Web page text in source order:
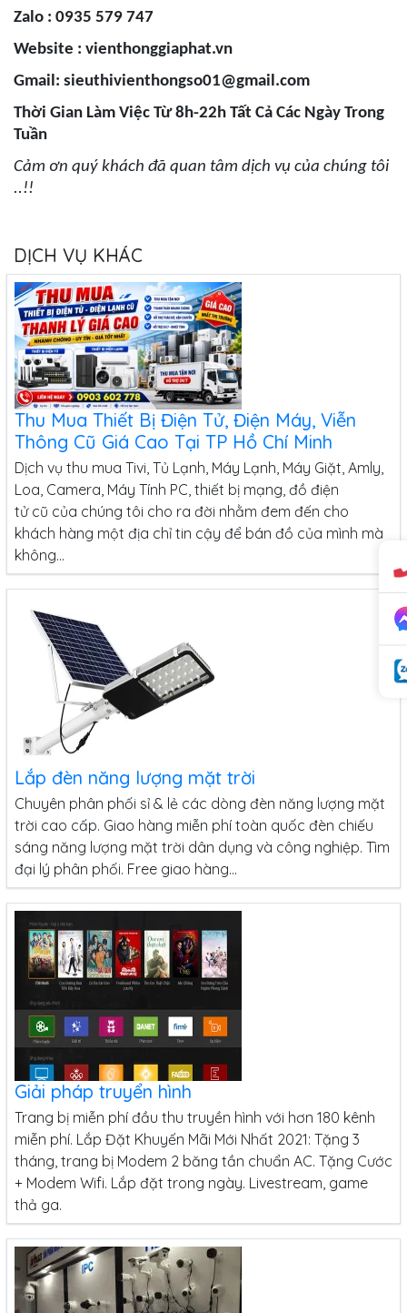
Zalo : 0935 579 747
Website : vienthonggiaphat.vn
Gmail: sieuthivienthongso01@gmail.com
Thời Gian Làm Việc Từ 8h-22h Tất Cả Các Ngày Trong
Tuần
Cảm ơn quý khách đã quan tâm dịch vụ của chúng tôi
..!!
DỊCH VỤ KHÁC
Thu Mua Thiết Bị Điện Tử, Điện Máy, Viễn
Thông Cũ Giá Cao Tại TP Hồ Chí Minh
Dịch vụ thu mua Tivi, Tủ Lạnh, Máy Lạnh, Máy Giặt, Amly,
Loa, Camera, Máy Tính PC, thiết bị mạng, đồ điện
tử cũ của chúng tôi cho ra đời nhằm đem đến cho
khách hàng một địa chỉ tin cậy để bán đồ của mình mà
không...
Lắp đèn năng lượng mặt trời
Chuyên phân phối sỉ & lẻ các dòng đèn năng lượng mặt
trời cao cấp. Giao hàng miễn phí toàn quốc đèn chiếu
sáng năng lượng mặt trời dân dụng và công nghiệp. Tìm
đại lý phân phối. Free giao hàng...
Giải pháp truyển hình
Trang bị miễn phí đầu thu truyền hình với hơn 180 kênh
miễn phí. Lắp Đặt Khuyến Mãi Mới Nhất 2021: Tặng 3
tháng, trang bị Modem 2 băng tần chuẩn AC. Tặng Cước
+ Modem Wifi. Lắp đặt trong ngày. Livestream, game
thả ga.